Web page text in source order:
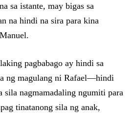
sa istante, may bigas sa
na hindi na sira para kina
pagbabago ay hindi sa
ng magulang ni Rafael—hindi
sila nagmamadaling ngumiti para
tinatanong sila ng anak,